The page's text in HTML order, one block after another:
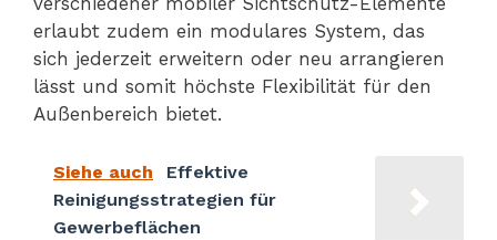
erlaubt zudem ein modulares System, das
sich jederzeit erweitern oder neu arrangieren
lässt und somit höchste Flexibilität für den
Außenbereich bietet.
Siehe auch
Effektive
Reinigungsstrategien für
Gewerbeflächen